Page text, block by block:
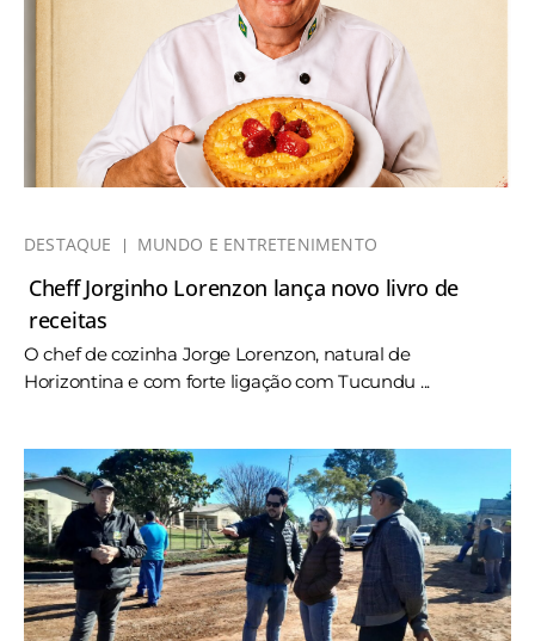
DESTAQUE MUNDO E ENTRETENIMENTO
Cheff Jorginho Lorenzon lança novo livro de
receitas
O chef de cozinha Jorge Lorenzon, natural de
Horizontina e com forte ligação com Tucundu ...